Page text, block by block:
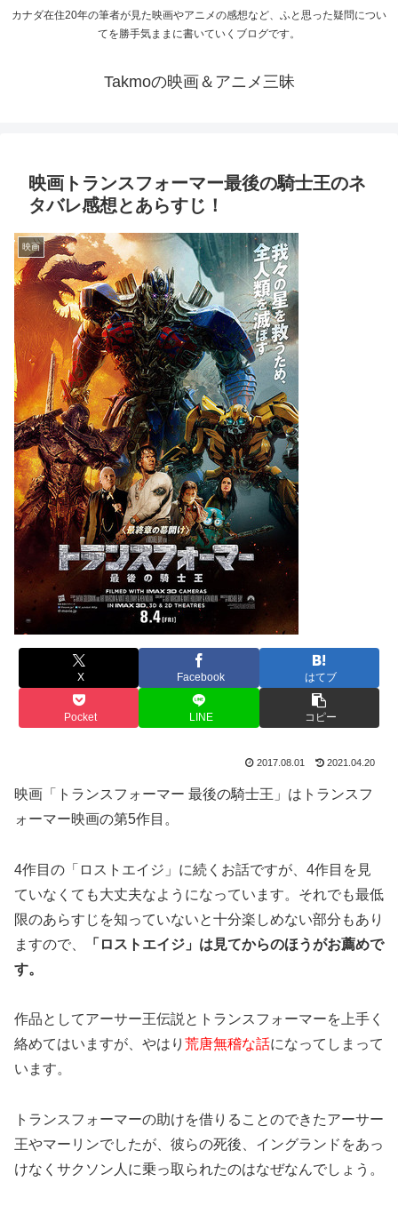
カナダ在住20年の筆者が見た映画やアニメの感想など、ふと思った疑問につい
てを勝手気ままに書いていくブログです。
Takmoの映画＆アニメ三昧
映画トランスフォーマー最後の騎士王のネ
タバレ感想とあらすじ！
映画
X Facebook はてブ
Pocket LINE コピー
2017.08.01 2021.04.20
映画「トランスフォーマー 最後の騎士王」はトランスフ
ォーマー映画の第5作目。
4作目の「ロストエイジ」に続くお話ですが、4作目を見
ていなくても大丈夫なようになっています。それでも最低
限のあらすじを知っていないと十分楽しめない部分もあり
ますので、
「ロストエイジ」は見てからのほうがお薦めで
す。
作品としてアーサー王伝説とトランスフォーマーを上手く
絡めてはいますが、やはり 荒唐無稽な話になってしまって
います。
トランスフォーマーの助けを借りることのできたアーサー
王やマーリンでしたが、彼らの死後、イングランドをあっ
けなくサクソン人に乗っ取られたのはなぜなんでしょう。